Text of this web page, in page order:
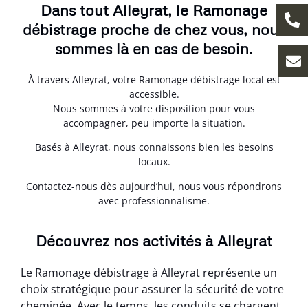
Dans tout Alleyrat, le Ramonage
débistrage proche de chez vous, nous
sommes là en cas de besoin.
À travers Alleyrat, votre Ramonage débistrage local est
accessible.
Nous sommes à votre disposition pour vous
accompagner, peu importe la situation.
Basés à Alleyrat, nous connaissons bien les besoins
locaux.
Contactez-nous dès aujourd’hui, nous vous répondrons
avec professionnalisme.
Découvrez nos activités à Alleyrat
Le Ramonage débistrage à Alleyrat représente un
choix stratégique pour assurer la sécurité de votre